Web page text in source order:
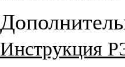
Инструкция